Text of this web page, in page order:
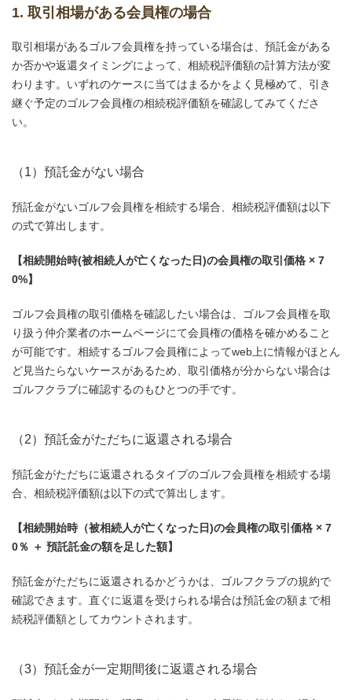
1. 取引相場がある会員権の場合
取引相場があるゴルフ会員権を持っている場合は、預託金がある
か否かや返還タイミングによって、相続税評価額の計算方法が変
わります。いずれのケースに当てはまるかをよく見極めて、引き
継ぐ予定のゴルフ会員権の相続税評価額を確認してみてくださ
い。
（1）預託金がない場合
預託金がないゴルフ会員権を相続する場合、相続税評価額は以下
の式で算出します。
【相続開始時(被相続人が亡くなった日)の会員権の取引価格 × 7
0%】
ゴルフ会員権の取引価格を確認したい場合は、ゴルフ会員権を取
り扱う仲介業者のホームページにて会員権の価格を確かめること
が可能です。相続するゴルフ会員権によってweb上に情報がほとん
ど見当たらないケースがあるため、取引価格が分からない場合は
ゴルフクラブに確認するのもひとつの手です。
（2）預託金がただちに返還される場合
預託金がただちに返還されるタイプのゴルフ会員権を相続する場
合、相続税評価額は以下の式で算出します。
【相続開始時（被相続人が亡くなった日)の会員権の取引価格 × 7
0％ ＋ 預託託金の額を足した額】
預託金がただちに返還されるかどうかは、ゴルフクラブの規約で
確認できます。直ぐに返還を受けられる場合は預託金の額まで相
続税評価額としてカウントされます。
（3）預託金が一定期間後に返還される場合